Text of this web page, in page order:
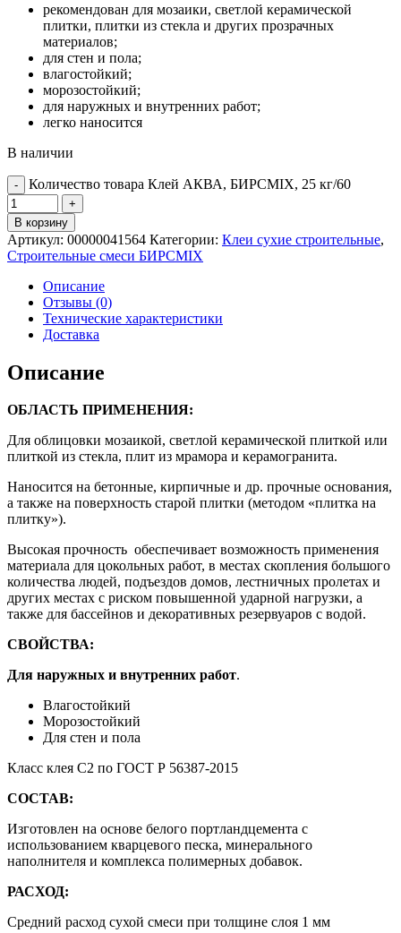
рекомендован для мозаики, светлой керамической
плитки, плитки из стекла и других прозрачных
материалов;
для стен и пола;
влагостойкий;
морозостойкий;
для наружных и внутренних работ;
легко наносится
В наличии
Количество товара Клей АКВА, БИРСMIX, 25 кг/60
В корзину
Артикул: 00000041564 Категории: Клеи сухие строительные,
Строительные смеси БИРСMIX
Описание
Отзывы (0)
Технические характеристики
Доставка
Описание
ОБЛАСТЬ ПРИМЕНЕНИЯ:
Для облицовки мозаикой, светлой керамической плиткой или
плиткой из стекла, плит из мрамора и керамогранита.
Наносится на бетонные, кирпичные и др. прочные основания,
а также на поверхность старой плитки (методом «плитка на
плитку»).
Высокая прочность обеспечивает возможность применения
материала для цокольных работ, в местах скопления большого
количества людей, подъездов домов, лестничных пролетах и
других местах с риском повышенной ударной нагрузки, а
также для бассейнов и декоративных резервуаров с водой.
СВОЙСТВА:
Для наружных и внутренних работ.
Влагостойкий
Морозостойкий
Для стен и пола
Класс клея С2 по ГОСТ Р 56387-2015
СОСТАВ:
Изготовлен на основе белого портландцемента с
использованием кварцевого песка, минерального
наполнителя и комплекса полимерных добавок.
РАСХОД:
Средний расход сухой смеси при толщине слоя 1 мм